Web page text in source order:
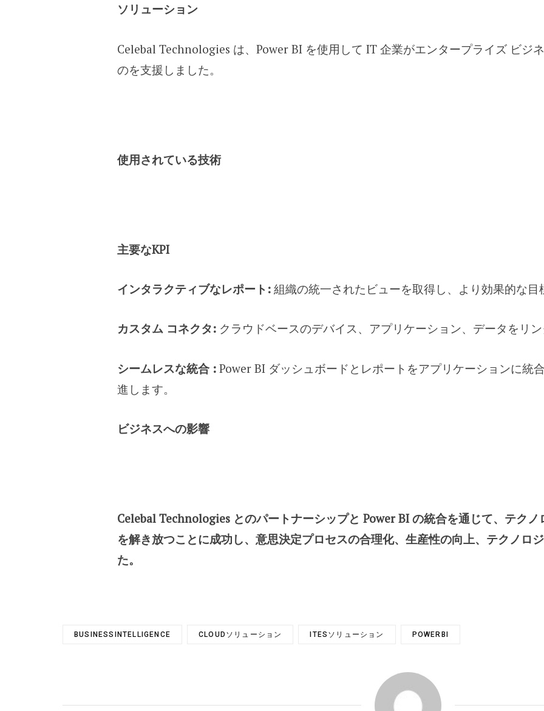
ソリューション
Celebal Technologies は、Power BI を使用して IT 企業がエンタープライズ ビジ
のを支援しました。
使用されている技術
主要なKPI
インタラクティブなレポート: 組織の統一されたビューを取得し、より効果的な目
カスタム コネクタ: クラウドベースのデバイス、アプリケーション、データをリ
シームレスな統合 : Power BI ダッシュボードとレポートをアプリケーションに統
進します。
ビジネスへの影響
Celebal Technologies とのパートナーシップと Power BI の統合を通じて、テク
を解き放つことに成功し、意思決定プロセスの合理化、生産性の向上、テクノロ
た。
BUSINESSINTELLIGENCE CLOUDソリューション ITESソリューション POWERBI